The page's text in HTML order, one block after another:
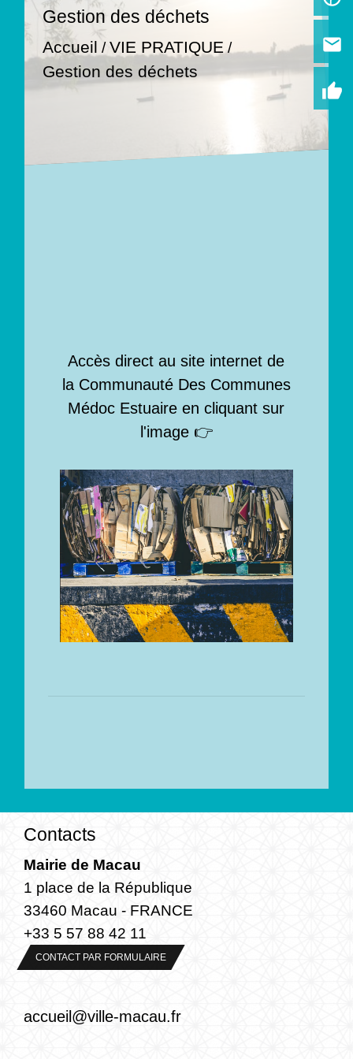
Gestion des déchets
Accueil /VIE PRATIQUE /
Gestion des déchets
Accès direct au site internet de
la Communauté Des Communes
Médoc Estuaire en cliquant sur
l'image 👉
email
thumb_up
Contacts
Mairie de Macau
1 place de la République
33460 Macau - FRANCE
+33 5 57 88 42 11
CONTACT PAR FORMULAIRE
accueil@ville-macau.fr